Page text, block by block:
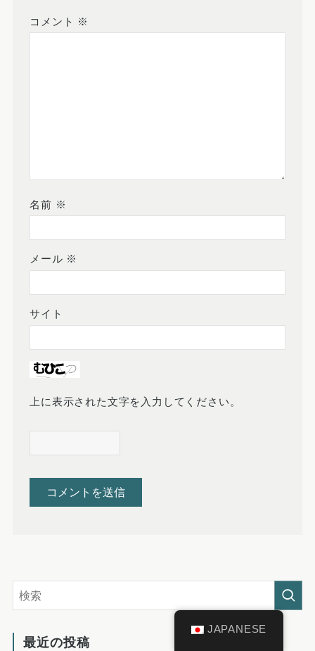
コメント ※
名前 ※
メール ※
サイト
上に表示された文字を入力してください。
最近の投稿
JAPANESE